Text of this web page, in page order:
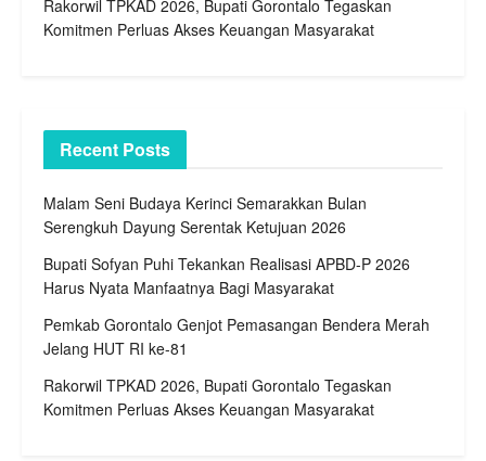
Rakorwil TPKAD 2026, Bupati Gorontalo Tegaskan
Komitmen Perluas Akses Keuangan Masyarakat
Recent Posts
Malam Seni Budaya Kerinci Semarakkan Bulan
Serengkuh Dayung Serentak Ketujuan 2026
Bupati Sofyan Puhi Tekankan Realisasi APBD-P 2026
Harus Nyata Manfaatnya Bagi Masyarakat
Pemkab Gorontalo Genjot Pemasangan Bendera Merah
Jelang HUT RI ke-81
Rakorwil TPKAD 2026, Bupati Gorontalo Tegaskan
Komitmen Perluas Akses Keuangan Masyarakat